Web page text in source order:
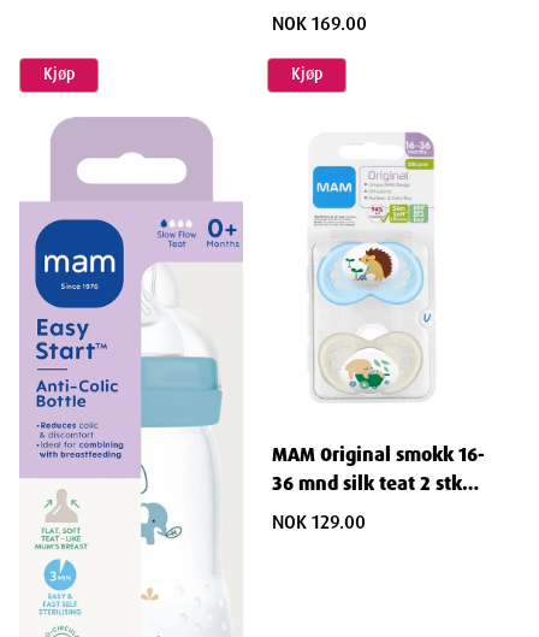
Kjøp
260ml 1 stk
NOK 169.00
Kjøp
MAM Original smokk 16-
36 mnd silk teat 2 stk
blå
NOK 129.00